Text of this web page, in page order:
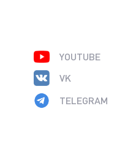
YOUTUBE
VK
TELEGRAM